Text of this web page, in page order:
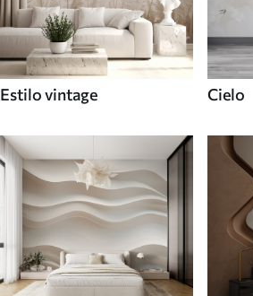
Estilo vintage Cielo